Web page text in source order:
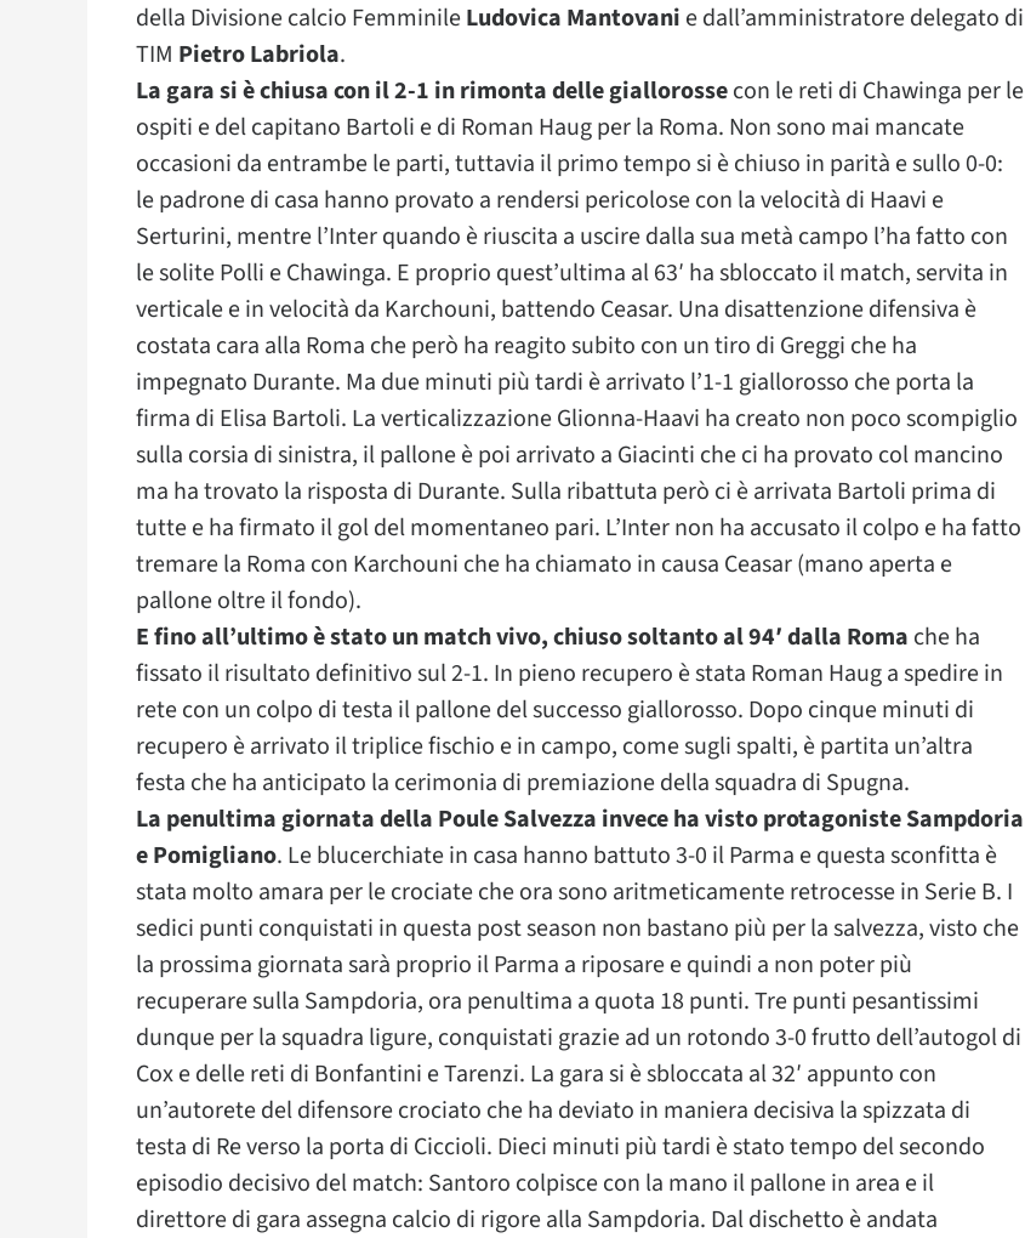
della Divisione calcio FemminileLudovica Mantovani e dall’amministratore delegato di
TIM Pietro Labriola.
La gara si è chiusa con il 2-1 in rimonta delle giallorossecon le reti di Chawinga per le
ospiti e del capitano Bartoli e di Roman Haug per la Roma. Non sono mai mancate
occasioni da entrambe le parti, tuttavia il primo tempo si è chiuso in parità e sullo 0-0:
le padrone di casa hanno provato a rendersi pericolose con la velocità di Haavi e
Serturini, mentre l’Inter quando è riuscita a uscire dalla sua metà campo l’ha fatto con
le solite Polli e Chawinga. E proprio quest’ultima al 63′ ha sbloccato il match, servita in
verticale e in velocità da Karchouni, battendo Ceasar. Una disattenzione difensiva è
costata cara alla Roma che però ha reagito subito con un tiro di Greggi che ha
impegnato Durante. Ma due minuti più tardi è arrivato l’1-1 giallorosso che porta la
firma di Elisa Bartoli. La verticalizzazione Glionna-Haavi ha creato non poco scompiglio
sulla corsia di sinistra, il pallone è poi arrivato a Giacinti che ci ha provato col mancino
ma ha trovato la risposta di Durante. Sulla ribattuta però ci è arrivata Bartoli prima di
tutte e ha firmato il gol del momentaneo pari. L’Inter non ha accusato il colpo e ha fatto
tremare la Roma con Karchouni che ha chiamato in causa Ceasar (mano aperta e
pallone oltre il fondo).
E fino all’ultimo è stato un match vivo, chiuso soltanto al 94′ dalla Roma che ha
fissato il risultato definitivo sul 2-1. In pieno recupero è stata Roman Haug a spedire in
rete con un colpo di testa il pallone del successo giallorosso. Dopo cinque minuti di
recupero è arrivato il triplice fischio e in campo, come sugli spalti, è partita un’altra
festa che ha anticipato la cerimonia di premiazione della squadra di Spugna.
La penultima giornata della Poule Salvezza invece ha visto protagoniste Sampdoria
e Pomigliano. Le blucerchiate in casa hanno battuto 3-0 il Parma e questa sconfitta è
stata molto amara per le crociate che ora sono aritmeticamente retrocesse in Serie B. I
sedici punti conquistati in questa post season non bastano più per la salvezza, visto che
la prossima giornata sarà proprio il Parma a riposare e quindi a non poter più
recuperare sulla Sampdoria, ora penultima a quota 18 punti. Tre punti pesantissimi
dunque per la squadra ligure, conquistati grazie ad un rotondo 3-0 frutto dell’autogol di
Cox e delle reti di Bonfantini e Tarenzi. La gara si è sbloccata al 32′ appunto con
un’autorete del difensore crociato che ha deviato in maniera decisiva la spizzata di
testa di Re verso la porta di Ciccioli. Dieci minuti più tardi è stato tempo del secondo
episodio decisivo del match: Santoro colpisce con la mano il pallone in area e il
direttore di gara assegna calcio di rigore alla Sampdoria. Dal dischetto è andata